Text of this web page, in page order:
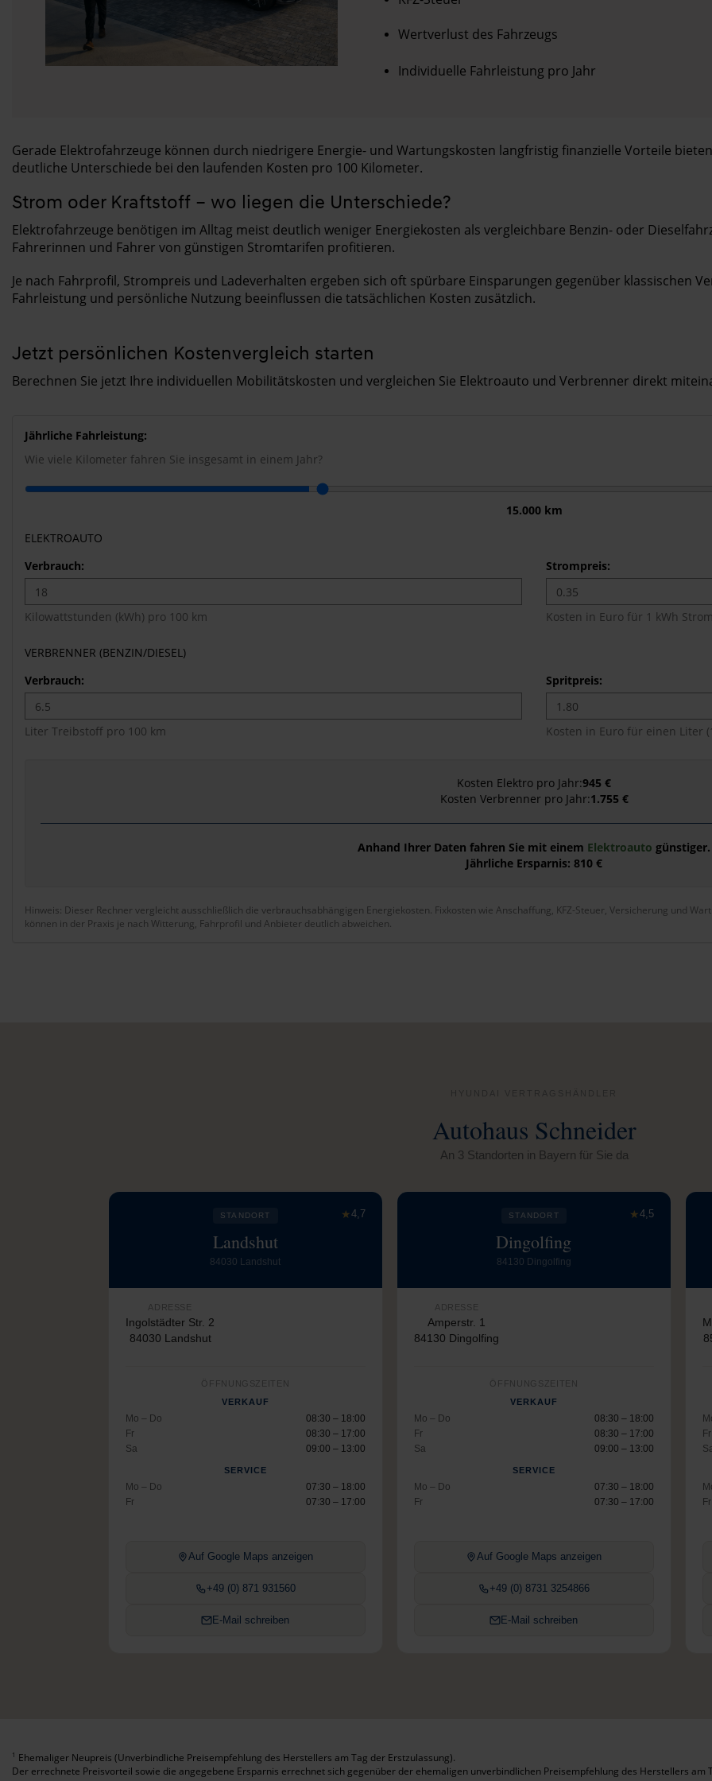
Wertverlust des Fahrzeugs
Individuelle Fahrleistung pro Jahr
Gerade Elektrofahrzeuge können durch niedrigere Energie- und Wartungskosten langfristig finanzielle Vorteile
deutliche Unterschiede bei den laufenden Kosten pro 100 Kilometer.
Strom oder Kraftstoff – wo liegen die Unterschiede?
Elektrofahrzeuge benötigen im Alltag meist deutlich weniger Energiekosten als vergleichbare Benzin- oder
Fahrerinnen und Fahrer von günstigen Stromtarifen profitieren.
Je nach Fahrprofil, Strompreis und Ladeverhalten ergeben sich oft spürbare Einsparungen gegenüber klassischen
Fahrleistung und persönliche Nutzung beeinflussen die tatsächlichen Kosten zusätzlich.
Jetzt persönlichen Kostenvergleich starten
Berechnen Sie jetzt Ihre individuellen Mobilitätskosten und vergleichen Sie Elektroauto und Verbrenner direkt
Jährliche Fahrleistung:
Wie viele Kilometer fahren Sie insgesamt in einem Jahr?
15.000 km
ELEKTROAUTO
Verbrauch:
Kilowattstunden (kWh) pro 100 km
Strompreis:
Kosten in Euro für 1 kWh Strom
VERBRENNER (BENZIN/DIESEL)
Verbrauch:
Liter Treibstoff pro 100 km
Spritpreis:
Kosten in Euro für einen Liter
Kosten Elektro pro Jahr:945 €
Kosten Verbrenner pro Jahr:1.755 €
Anhand Ihrer Daten fahren Sie mit einem Elektroauto günstiger.
Jährliche Ersparnis: 810 €
Hinweis: Dieser Rechner vergleicht ausschließlich die verbrauchsabhängigen Energiekosten. Fixkosten wie Anschaffung, KFZ-Steuer, Versicherung und
können in der Praxis je nach Witterung, Fahrprofil und Anbieter deutlich abweichen.
Autohaus Schneider
An 3 Standorten in Bayern für Sie da
★4,7
STANDORT
Landshut
84030 Landshut
ADRESSE
Ingolstädter Str. 2
84030 Landshut
ÖFFNUNGSZEITEN
VERKAUF
Mo – Do
08:30 – 18:00
Fr
08:30 – 17:00
Sa
09:00 – 13:00
SERVICE
Mo – Do
07:30 – 18:00
Fr
07:30 – 17:00
Auf Google Maps anzeigen
+49 (0) 871 931560
E-Mail schreiben
★4,5
STANDORT
Dingolfing
84130 Dingolfing
ADRESSE
Amperstr. 1
84130 Dingolfing
ÖFFNUNGSZEITEN
VERKAUF
Mo – Do
08:30 – 18:00
Fr
08:30 – 17:00
Sa
09:00 – 13:00
SERVICE
Mo – Do
07:30 – 18:00
Fr
07:30 – 17:00
Auf Google Maps anzeigen
+49 (0) 8731 3254866
E-Mail schreiben
Fr
Fr
1 Ehemaliger Neupreis (Unverbindliche Preisempfehlung des Herstellers am Tag der Erstzulassung).
Der errechnete Preisvorteil sowie die angegebene Ersparnis errechnet sich gegenüber der ehemaligen unverbindlichen Preisempfehlung des Herstellers am